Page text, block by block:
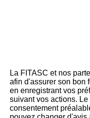
La FITASC et nos
afin d'assurer son bon
en enregistrant vos
suivant vos actions.
consentement